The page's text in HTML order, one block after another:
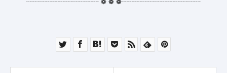
┈┈┈┈┈┈┈┈┈┈┈ ❁ ❁ ❁┈┈┈┈┈┈┈┈┈┈┈┈